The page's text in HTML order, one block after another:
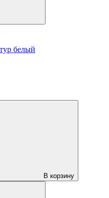
белый
В корзину